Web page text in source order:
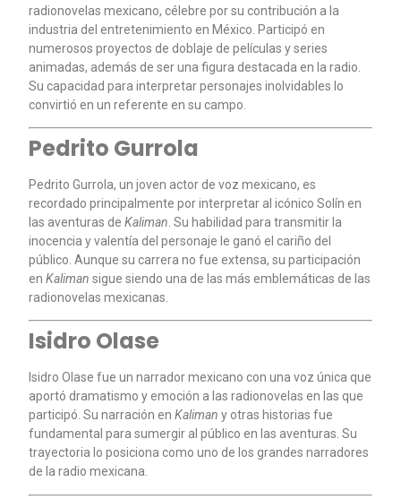
radionovelas mexicano, célebre por su contribución a la
industria del entretenimiento en México. Participó en
numerosos proyectos de doblaje de películas y series
animadas, además de ser una figura destacada en la radio.
Su capacidad para interpretar personajes inolvidables lo
convirtió en un referente en su campo.
Pedrito Gurrola
Pedrito Gurrola, un joven actor de voz mexicano, es
recordado principalmente por interpretar al icónico Solín en
las aventuras deKaliman . Su habilidad para transmitir la
inocencia y valentía del personaje le ganó el cariño del
público. Aunque su carrera no fue extensa, su participación
enKaliman sigue siendo una de las más emblemáticas de las
radionovelas mexicanas.
Isidro Olase
Isidro Olase fue un narrador mexicano con una voz única que
aportó dramatismo y emoción a las radionovelas en las que
participó. Su narración enKaliman y otras historias fue
fundamental para sumergir al público en las aventuras. Su
trayectoria lo posiciona como uno de los grandes narradores
de la radio mexicana.